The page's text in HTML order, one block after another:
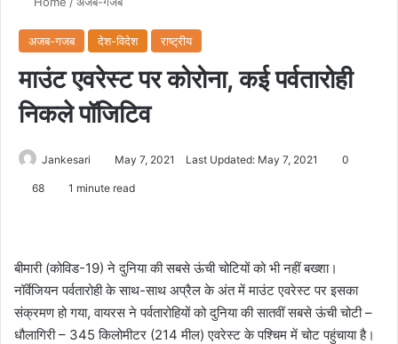
अजब-गजब देश-विदेश राष्ट्रीय
माउंट एवरेस्ट पर कोरोना, कई पर्वतारोही
निकले पॉजिटिव
Jankesari May 7, 2021 Last Updated: May 7, 2021 0
68 1 minute read
बीमारी (कोविड-19) ने दुनिया की सबसे ऊंची चोटियों को भी नहीं बख्शा।
नॉर्वेजियन पर्वतारोही के साथ-साथ अप्रैल के अंत में माउंट एवरेस्ट पर इसका
संक्रमण हो गया, वायरस ने पर्वतारोहियों को दुनिया की सातवीं सबसे ऊंची चोटी –
धौलागिरी – 345 किलोमीटर (214 मील) एवरेस्ट के पश्चिम में चोट पहुंचाया है।